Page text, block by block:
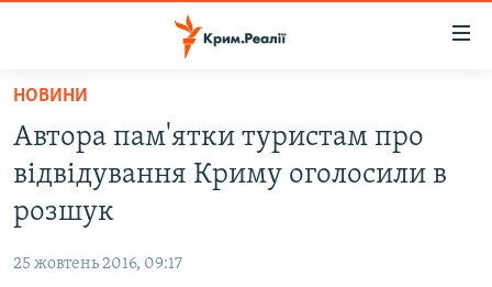
Перейти
основного
матеріалу
до
основної
ВОДА.КРИМ
ВІДЕО ТА ФОТО
БЛОГИ
НОВИНИ
Автора пам'ятки туристам про
відвідування Криму оголосили в
розшук
25 жовтень 2016, 09:17